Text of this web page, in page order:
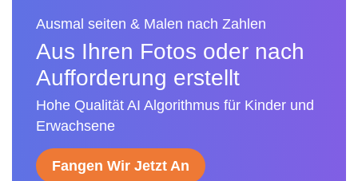
Ausmal seiten & Malen nach Zahlen
Aus Ihren Fotos oder nach
Aufforderung erstellt
Hohe Qualität AI Algorithmus für Kinder und
Erwachsene
Fangen Wir Jetzt An